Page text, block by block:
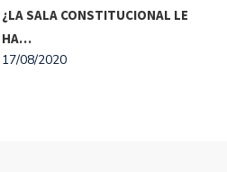
¿LA SALA CONSTITUCIONAL LE
HA…
17/08/2020